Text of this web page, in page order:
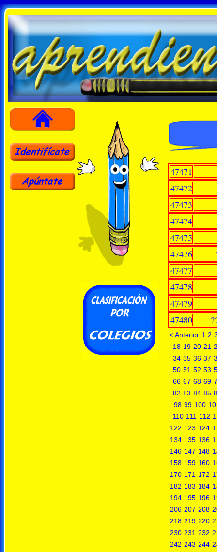
47471
47472
47473
47474
47475
47476
47477
47478
47479
47480
< Anterior 1 2
18 19 20 21
34 35 36 37
50 51 52 53
66 67 68 69
82 83 84 85
98 99 100
110 111 112
122 123 124
134 135 136
146 147 148
158 159 160
170 171 172
182 183 184
194 195 196
206 207 208
218 219 220
230 231 232
242 243 244